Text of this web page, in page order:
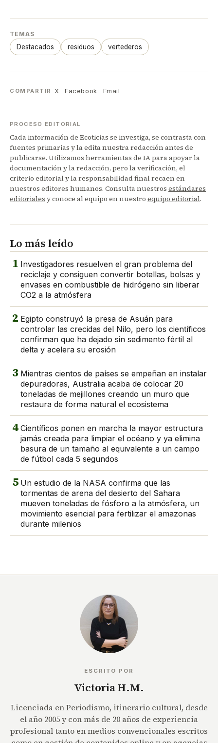
TEMAS
Destacados residuos vertederos
COMPARTIR X Facebook Email
PROCESO EDITORIAL
Cada información de Ecoticias se investiga, se contrasta con
fuentes primarias y la edita nuestra redacción antes de
publicarse. Utilizamos herramientas de IA para apoyar la
documentación y la redacción, pero la verificación, el
criterio editorial y la responsabilidad final recaen en
nuestros editores humanos. Consulta nuestros estándares
editoriales y conoce al equipo en nuestro equipo editorial.
Lo más leído
1 Investigadores resuelven el gran problema del
reciclaje y consiguen convertir botellas, bolsas y
envases en combustible de hidrógeno sin liberar
CO2 a la atmósfera
2 Egipto construyó la presa de Asuán para
controlar las crecidas del Nilo, pero los científicos
confirman que ha dejado sin sedimento fértil al
delta y acelera su erosión
3 Mientras cientos de países se empeñan en instalar
depuradoras, Australia acaba de colocar 20
toneladas de mejillones creando un muro que
restaura de forma natural el ecosistema
4 Científicos ponen en marcha la mayor estructura
jamás creada para limpiar el océano y ya elimina
basura de un tamaño al equivalente a un campo
de fútbol cada 5 segundos
5 Un estudio de la NASA confirma que las
tormentas de arena del desierto del Sahara
mueven toneladas de fósforo a la atmósfera, un
movimiento esencial para fertilizar el amazonas
durante milenios
ESCRITO POR
Victoria H.M.
Licenciada en Periodismo, itinerario cultural, desde
el año 2005 y con más de 20 años de experiencia
profesional tanto en medios convencionales escritos